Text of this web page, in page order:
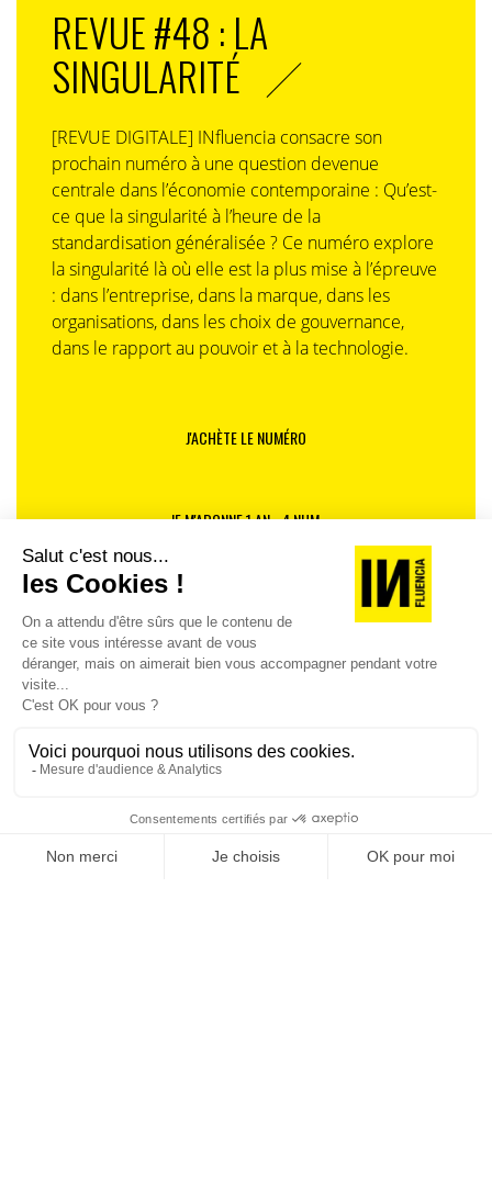
REVUE #48 : LA
SINGULARITÉ
[REVUE DIGITALE] INfluencia consacre son
prochain numéro à une question devenue
centrale dans l’économie contemporaine : Qu’est-
ce que la singularité à l’heure de la
standardisation généralisée ? Ce numéro explore
la singularité là où elle est la plus mise à l’épreuve
: dans l’entreprise, dans la marque, dans les
organisations, dans les choix de gouvernance,
dans le rapport au pouvoir et à la technologie.
J'ACHÈTE LE NUMÉRO
JE M'ABONNE 1 AN - 4 NUM.
JE DÉCOUVRE LES NUMÉROS PRÉCÉDENTS
Je suis déjà abonné(e) :je consulte la revue en